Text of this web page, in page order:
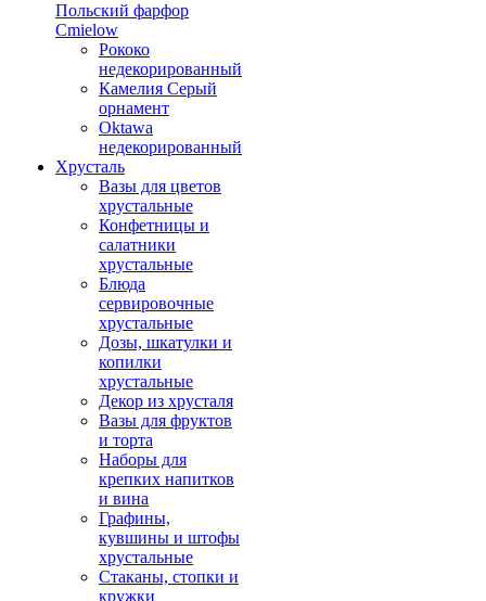
Польский фарфор
Сmielow
Рококо
недекорированный
Камелия Серый
орнамент
Oktawa
недекорированный
Хрусталь
Вазы для цветов
хрустальные
Конфетницы и
салатники
хрустальные
Блюда
сервировочные
хрустальные
Дозы, шкатулки и
копилки
хрустальные
Декор из хрусталя
Вазы для фруктов
и торта
Наборы для
крепких напитков
и вина
Графины,
кувшины и штофы
хрустальные
Стаканы, стопки и
кружки